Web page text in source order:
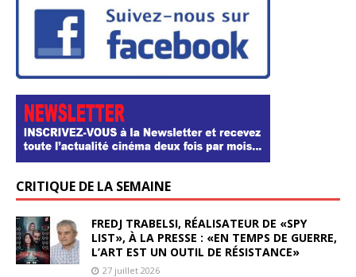
CRITIQUE DE LA SEMAINE
FREDJ TRABELSI, RÉALISATEUR DE «SPY
LIST», À LA PRESSE : «EN TEMPS DE GUERRE,
L’ART EST UN OUTIL DE RÉSISTANCE»
27 juillet 2026